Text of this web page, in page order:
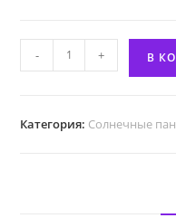
Количество
товара
панель
- + В
Категория: Солнечные